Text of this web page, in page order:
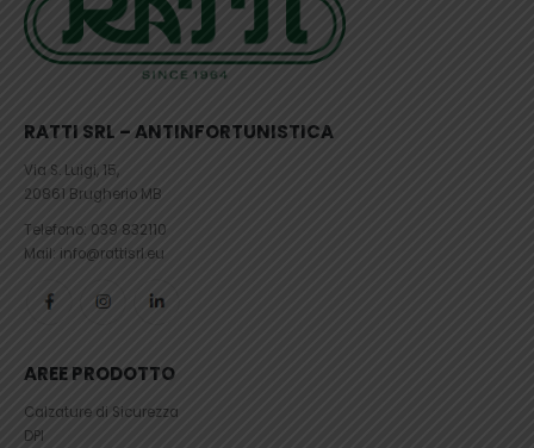
RATTI SRL – ANTINFORTUNISTICA
Via S. Luigi, 15,
20861 Brugherio MB
Telefono: 039 832110
Mail: info@rattisrl.eu
AREE PRODOTTO
Calzature di Sicurezza
DPI